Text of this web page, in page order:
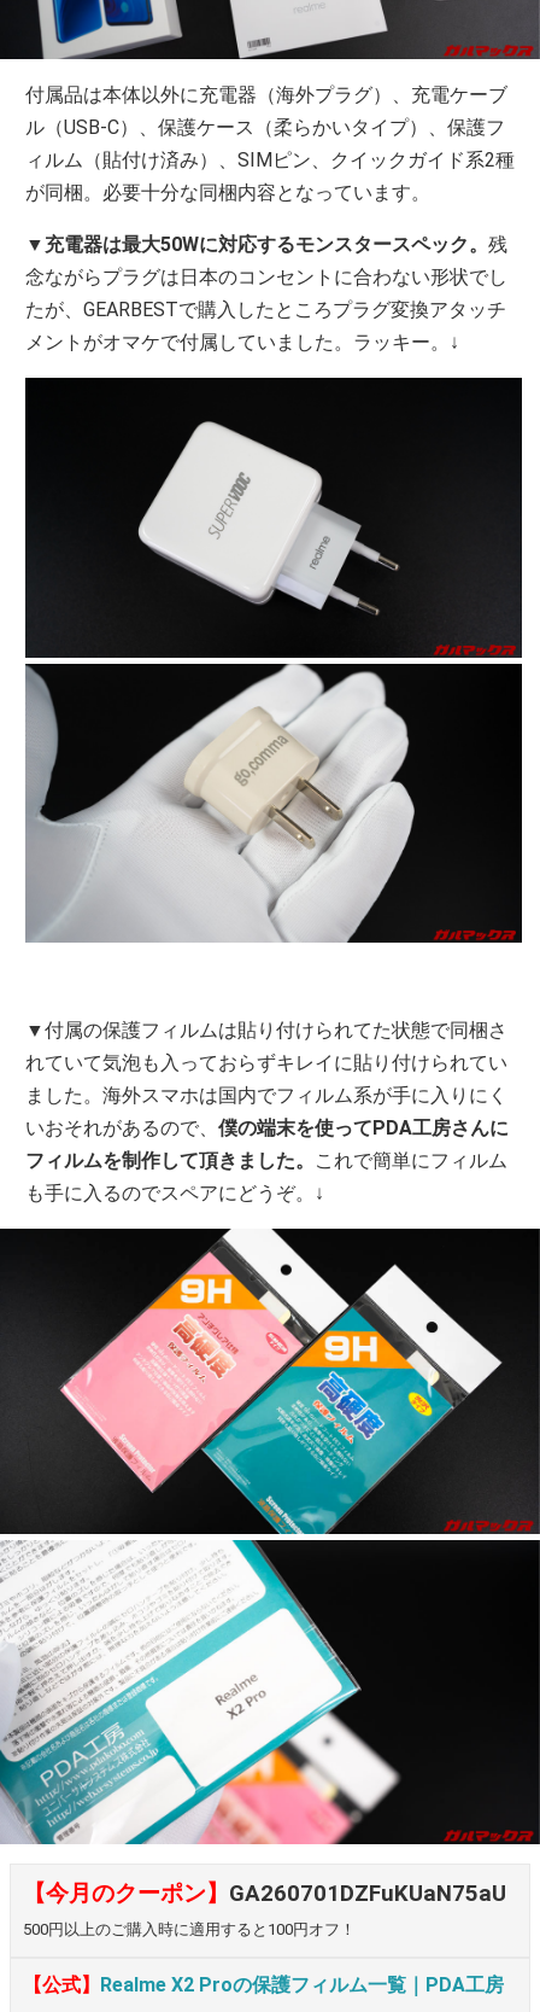
付属品は本体以外に充電器（海外プラグ）、充電ケーブ
ル（USB-C）、保護ケース（柔らかいタイプ）、保護フ
ィルム（貼付け済み）、SIMピン、クイックガイド系2種
が同梱。必要十分な同梱内容となっています。
▼ 充電器は最大50Wに対応するモンスタースペック。残
念ながらプラグは日本のコンセントに合わない形状でし
たが、GEARBESTで購入したところプラグ変換アタッチ
メントがオマケで付属していました。ラッキー。↓
▼付属の保護フィルムは貼り付けられてた状態で同梱さ
れていて気泡も入っておらずキレイに貼り付けられてい
ました。海外スマホは国内でフィルム系が手に入りにく
いおそれがあるので、僕の端末を使ってPDA工房さんに
フィルムを制作して頂きました。 これで簡単にフィルム
も手に入るのでスペアにどうぞ。↓
【今月のクーポン】 GA260701DZFuKUaN75aU
500円以上のご購入時に適用すると100円オフ！
【公式】 Realme X2 Proの保護フィルム一覧｜PDA工房